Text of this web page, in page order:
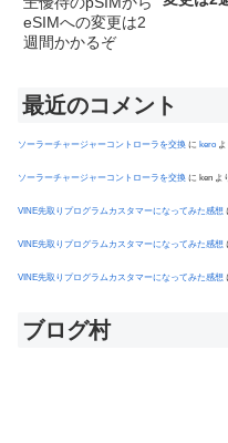
最近のコメント
ソーラーチャージャーコントローラを交換 に kero
ソーラーチャージャーコントローラを交換 に ken よ
VINE先取りプログラムカスタマーになってみた感想
VINE先取りプログラムカスタマーになってみた感想
VINE先取りプログラムカスタマーになってみた感想
ブログ村